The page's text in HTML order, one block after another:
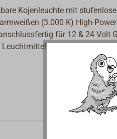
Kojenleuchte mit
(3.000 K) High-
für 12 & 24 Volt
Leuchtmittel.